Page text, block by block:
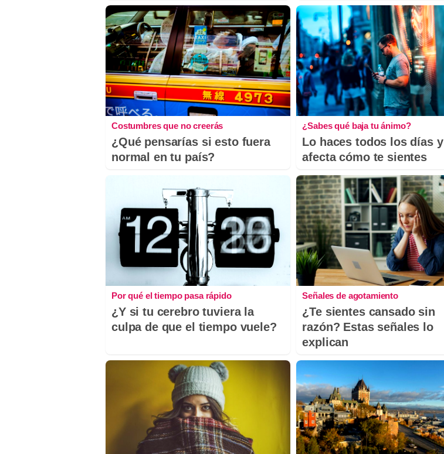
Costumbres que no creerás
¿Qué pensarías si esto fuera
normal en tu país?
¿Sabes qué baja tu ánimo?
Lo haces todos los días y
afecta cómo te sientes
Por qué el tiempo pasa rápido
¿Y si tu cerebro tuviera la
culpa de que el tiempo vuele?
Señales de agotamiento
¿Te sientes cansado sin
razón? Estas señales lo
explican